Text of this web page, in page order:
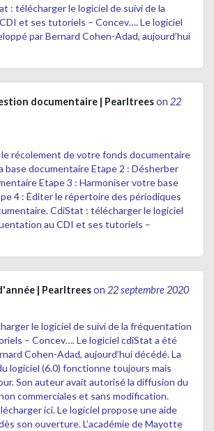
: télécharger le logiciel de suivi de la
et ses tutoriels – Concev…. Le logiciel
par Bernard Cohen-Adad, aujourd’hui
documentaire | Pearltreeson 22
le récolement de votre fonds documentaire
base documentaire Etape 2 : Désherber
Etape 3 : Harmoniser votre base
4 : Éditer le répertoire des périodiques
CdiStat : télécharger le logiciel
au CDI et ses tutoriels –
| Pearltreeson 22 septembre 2020
le logiciel de suivi de la fréquentation
– Concev…. Le logiciel cdiStat a été
Cohen-Adad, aujourd’hui décédé. La
logiciel (6.0) fonctionne toujours mais
Son auteur avait autorisé la diffusion du
commerciales et sans modification.
ici. Le logiciel propose une aide
son ouverture. L’académie de Mayotte